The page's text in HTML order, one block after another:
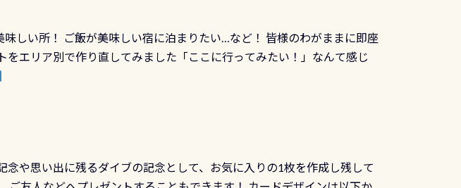
れたら、ぜひ参加してみてくださいね 毎月60名様、年間720名様に
ー／リゾートが用意したオリジナル景品が当たることも！ PADIデジタ
、付き添いの方とも記念撮影も出来ますよ スキンダイビングでも参加
撮影の練習や、4時間たっぷり利用出来るので、普通に中性浮力の練習
しい所！ ご飯が美味しい宿に泊まりたい…など！ 皆様のわがままに即座
エリア別で作り直してみました「ここに行ってみたい！」なんて感じ
や思い出に残るダイブの記念として、お気に入りの1枚を作成し残して